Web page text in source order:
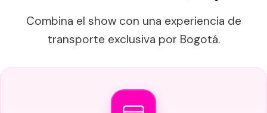
Combina el show con una experiencia de
transporte exclusiva por Bogotá.